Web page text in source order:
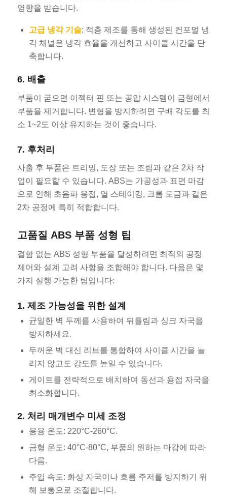
영향을 받습니다.
고급 냉각 기술: 적층 제조를 통해 생성된 컨포멀 냉
각 채널은 냉각 효율을 개선하고 사이클 시간을 단
축합니다.
6. 배출
부품이 굳으면 이젝터 핀 또는 공압 시스템이 금형에서
부품을 제거합니다. 변형을 방지하려면 구배 각도를 최
소 1~2도 이상 유지하는 것이 좋습니다.
7. 후처리
사출 후 부품은 트리밍, 도장 또는 조립과 같은 2차 작
업이 필요할 수 있습니다. ABS는 가공성과 표면 마감
으로 인해 초음파 용접, 열 스테이킹, 크롬 도금과 같은
2차 공정에 특히 적합합니다.
고품질 ABS 부품 성형 팁
결함 없는 ABS 성형 부품을 달성하려면 최적의 공정
제어와 설계 고려 사항을 조합해야 합니다. 다음은 몇
가지 실행 가능한 팁입니다:
1. 제조 가능성을 위한 설계
균일한 벽 두께를 사용하여 뒤틀림과 싱크 자국을
방지하세요.
두꺼운 벽 대신 리브를 통합하여 사이클 시간을 늘
리지 않고도 강도를 높일 수 있습니다.
게이트를 전략적으로 배치하여 동선과 용접 자국을
최소화합니다.
2. 처리 매개변수 미세 조정
용융 온도: 220°C-260°C.
금형 온도: 40°C-80°C, 부품의 원하는 마감에 따라
다름.
주입 속도: 화상 자국이나 흐름 주저를 방지하기 위
해 보통으로 조절합니다.